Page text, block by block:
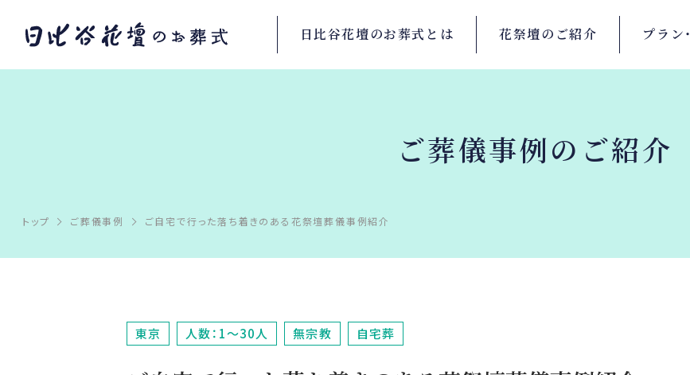
日比谷花壇のお葬式とは 花祭壇の ご紹介 プラン・
ご葬儀事例のご紹介
トップ ご葬儀事例 ご自宅で行った落ち着きのある花祭壇葬儀事例紹介
東京 人数：1～30人 無宗教 自宅葬